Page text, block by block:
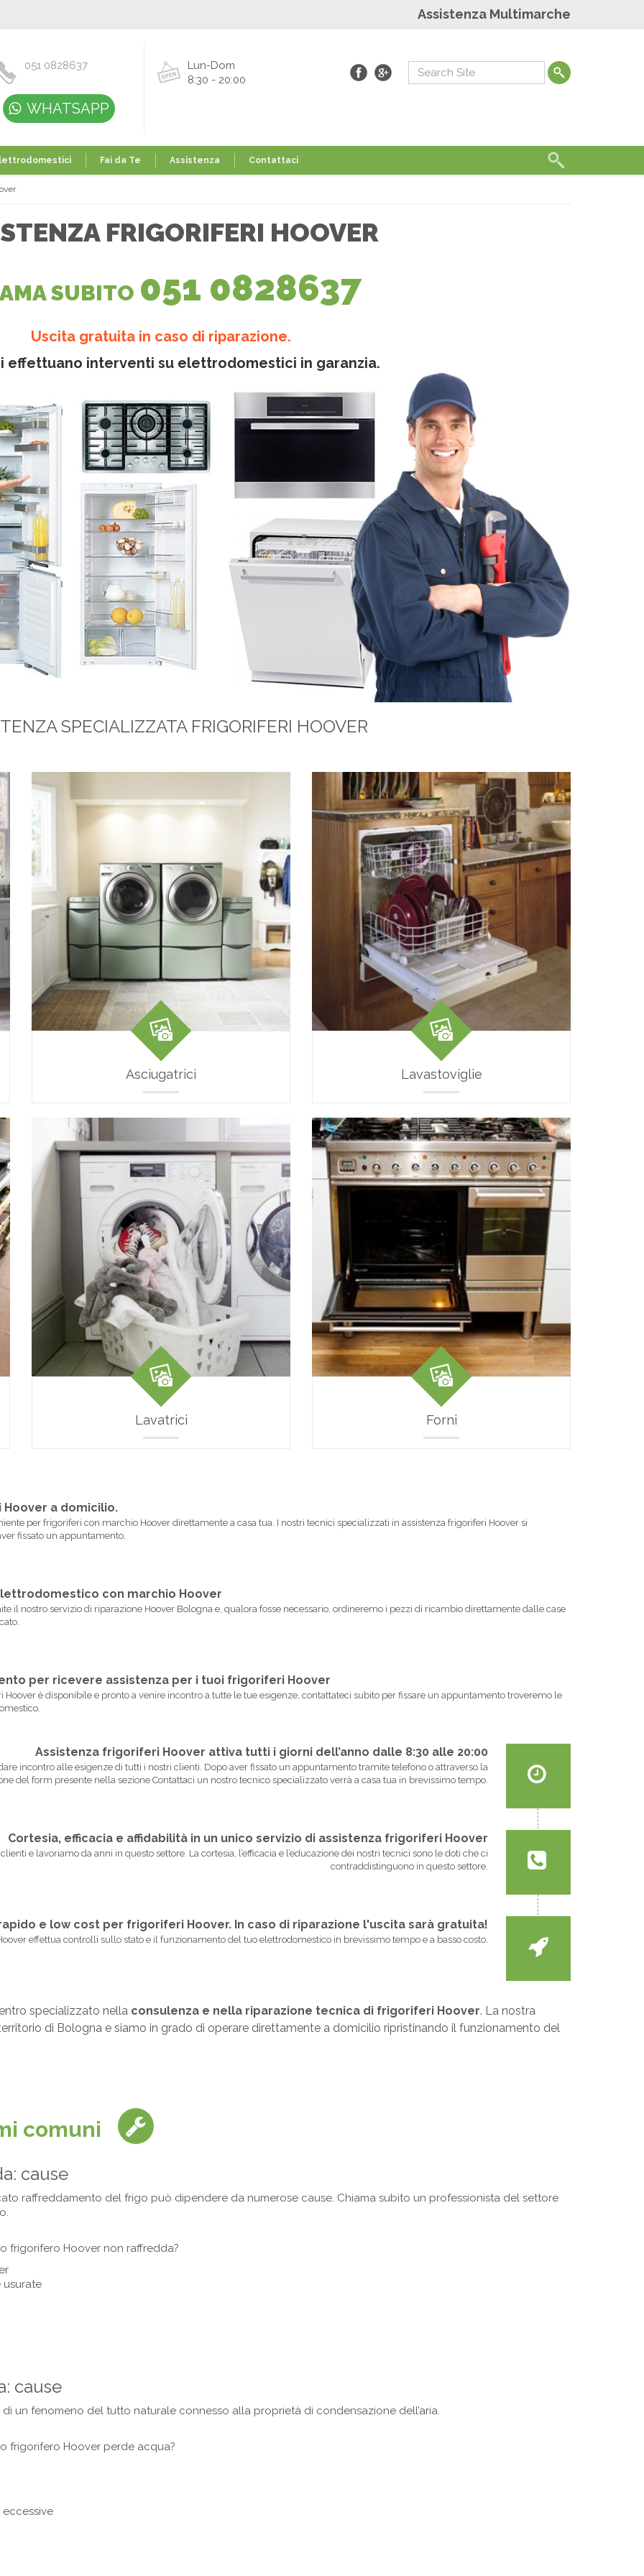
Assistenza Multimarche
051 0828637
WHATSAPP
Lun-Dom
8:30 - 20:00
Fai da Te Assistenza Contattaci
FRIGORIFERI HOOVER
SUBITO 051 0828637
Uscita gratuita in caso di riparazione.
effettuano interventi su elettrodomestici in garanzia.
SPECIALIZZATA FRIGORIFERI HOOVER
Asciugatrici Lavastoviglie
Lavatrici Forni
a domicilio.
per frigoriferi con marchio Hoover direttamente a casa tua. I nostri tecnici specializzati in assistenza frigoriferi Hoover si
fissato un appuntamento.
con marchio Hoover
il nostro servizio di riparazione Hoover Bologna e, qualora fosse necessario, ordineremo i pezzi di ricambio direttamente dalle case
per ricevere assistenza per i tuoi frigoriferi Hoover
è disponibile e pronto a venire incontro a tutte le tue esigenze, contattateci subito per fissare un appuntamento troveremo le
Assistenza frigoriferi Hoover attiva tutti i giorni dell’anno dalle 8:30 alle 20:00
incontro alle esigenze di tutti i nostri clienti. Dopo aver fissato un appuntamento tramite telefono o attraverso la
del form presente nella sezione Contattaci un nostro tecnico specializzato verrà a casa tua in brevissimo tempo.
Cortesia, efficacia e affidabilità in un unico servizio di assistenza frigoriferi Hoover
e lavoriamo da anni in questo settore. La cortesia, l’efficacia e l’educazione dei nostri tecnici sono le doti che ci
contraddistinguono in questo settore.
e low cost per frigoriferi Hoover. In caso di riparazione l'uscita sarà gratuita!
effettua controlli sullo stato e il funzionamento del tuo elettrodomestico in brevissimo tempo e a basso costo.
specializzato nella consulenza e nella riparazione tecnica di frigoriferi Hoover. La nostra
di Bologna e siamo in grado di operare direttamente a domicilio ripristinando il funzionamento del
comuni
cause
raffreddamento del frigo può dipendere da numerose cause. Chiama subito un professionista del settore
frigorifero Hoover non raffredda?
cause
di un fenomeno del tutto naturale connesso alla proprietà di condensazione dell’aria.
frigorifero Hoover perde acqua?